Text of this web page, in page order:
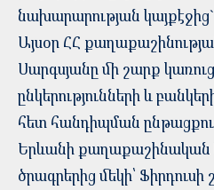
նախարարության
Այսօր ՀՀ
Սարգսյանը մի շարք
ընկերությունների և
հետ հանդիպման
Երևանի քաղաքաշինական
ծրագրերից մեկի՝